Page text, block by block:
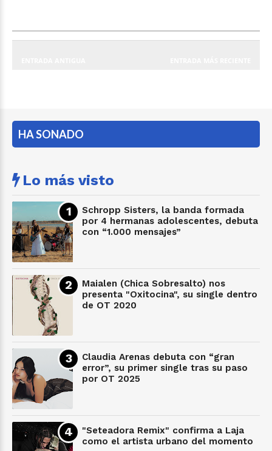
HA SONADO
Lo más visto
Schropp Sisters, la banda formada
por 4 hermanas adolescentes, debuta
con “1.000 mensajes”
Maialen (Chica Sobresalto) nos
presenta "Oxitocina", su single dentro
de OT 2020
Claudia Arenas debuta con “gran
error”, su primer single tras su paso
por OT 2025
"Seteadora Remix" confirma a Laja
como el artista urbano del momento